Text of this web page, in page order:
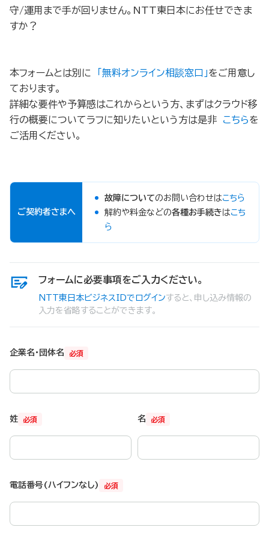
守/運用まで手が回りません。NTT東日本にお任せできま
すか？
本フォームとは別に 「無料オンライン相談窓口」をご用意し
ております。
詳細な要件や予算感はこれからという方、まずはクラウド移
行の概要についてラフに知りたいという方は是非
こちらを
ご活用ください。
ご契約者さまへ
故障についてのお問い合わせはこちら
解約や料金などの各種お手続きはこち
ら
フォームに必要事項をご入力ください。
NTT東日本ビジネスIDでログインすると、申し込み情報の
入力を省略することができます。
必須
企業名・団体名
必須
姓 必須
名
必須
電話番号(ハイフンなし)